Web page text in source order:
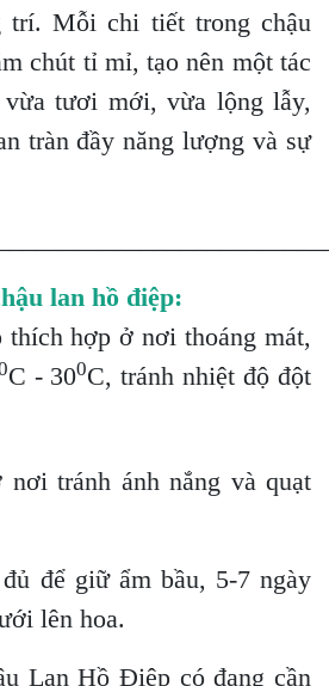
trí. Mỗi chi tiết trong chậu
chút tỉ mỉ, tạo nên một tác
vừa tươi mới, vừa lộng lẫy,
tràn đầy năng lượng và sự
lan hồ điệp:
hợp ở nơi thoáng mát,
C - 300C, tránh nhiệt độ đột
tránh ánh nắng và quạt
để giữ ẩm bầu, 5-7 ngày
lên hoa.
Lan Hồ Điệp có đang cần